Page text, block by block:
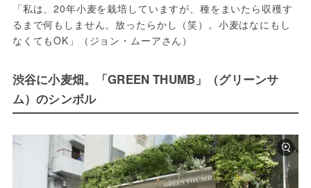
「私は、20年小麦を栽培していますが、種をまいたら収穫す
るまで何もしません。放ったらかし（笑）。小麦はなにもし
渋谷に小麦畑。「GREEN THUMB」（グリーンサ
ム）のシンボル